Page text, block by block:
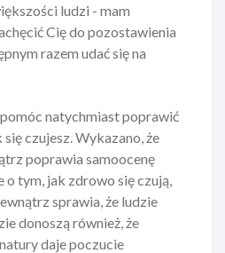
ludzi - mam
Cię do pozostawienia
razem udać się na
natychmiast poprawić
czujesz. Wykazano, że
poprawia samoocenę
tym, jak zdrowo się czują,
sprawia, że ludzie
donoszą również, że
daje poczucie